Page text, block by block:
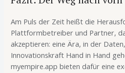
Am Puls der Zeit heißt die
Plattformbetreiber und Partner,
akzeptieren: eine Ära, in der
Innovationskraft Hand in Hand
myempire.app bieten dafür eine